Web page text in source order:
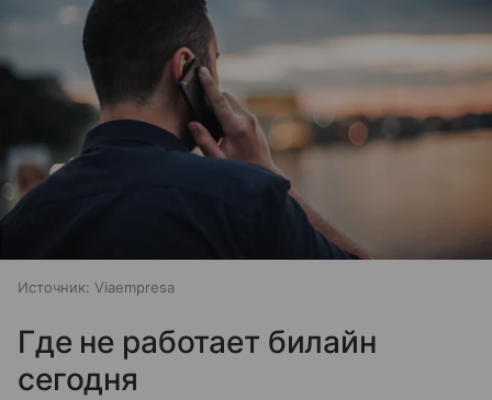
Источник: Viaempresa
Где не работает билайн
сегодня